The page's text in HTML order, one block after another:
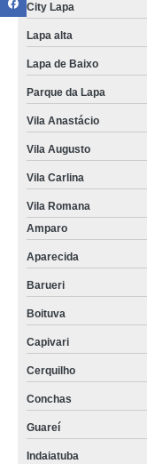
City Lapa
Lapa alta
Lapa de Baixo
Parque da Lapa
Vila Anastácio
Vila Augusto
Vila Carlina
Vila Romana
Amparo
Aparecida
Barueri
Boituva
Capivari
Cerquilho
Conchas
Guareí
Indaiatuba